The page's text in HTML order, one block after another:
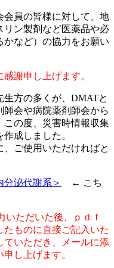
員の皆様に対して、地
リン製剤など医薬品や必
など）の協力をお願い
謝申し上げます。
方の多くが、DMATと
師会や病院薬剤師会から
この度、災害時情報収集
成しました。
ご使用いただければと
泌代謝系＞
← こち
いただいた後、ｐｄｆ
ものに直接ご記入いた
ていただき、メールに添
し上げます。